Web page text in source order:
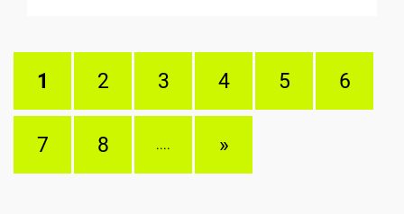
1 2 3 4 5 6
7 8 .... »